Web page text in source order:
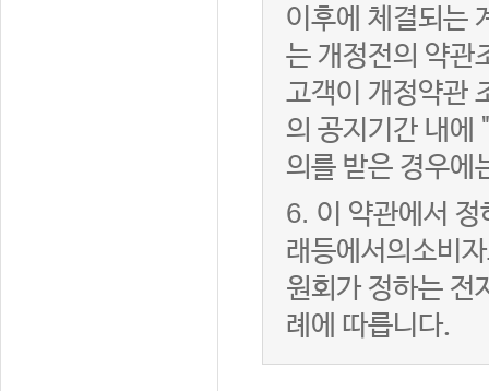
이후에 체결되는
는 개정전의 약관
고객이 개정약관
의 공지기간 내에
의를 받은 경우에
6. 이 약관에서
래등에서의소비
원회가 정하는 전
례에 따릅니다.